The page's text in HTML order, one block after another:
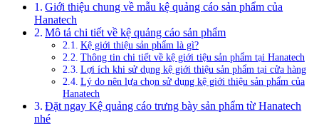
Giới thiệu chung về mẫu kệ quảng cáo sản phẩm của
Hanatech
Mô tả chi tiết về kệ quảng cáo sản phẩm
Kệ giới thiệu sản phẩm là gì?
Thông tin chi tiết về kệ giới tiệu sản phẩm tại Hanatech
Lợi ích khi sử dụng kệ giới thiệu sản phẩm tại cửa hàng
Lý do nên lựa chọn sử dụng kệ giới thiệu sản phẩm của
Hanatech
Đặt ngay Kệ quảng cáo trưng bày sản phẩm từ Hanatech
nhé